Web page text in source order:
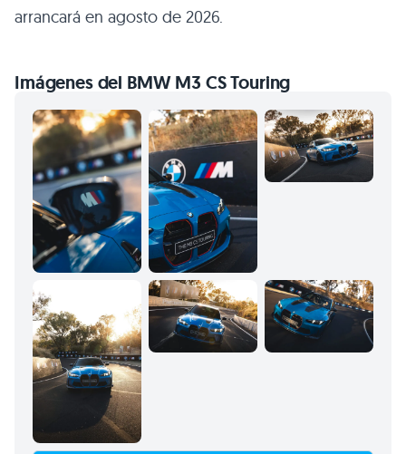
arrancará en agosto de 2026.
Imágenes del BMW M3 CS Touring